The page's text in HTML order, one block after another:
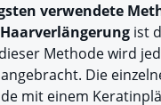
verwendete
ist
Methode wird
Die
mit einem